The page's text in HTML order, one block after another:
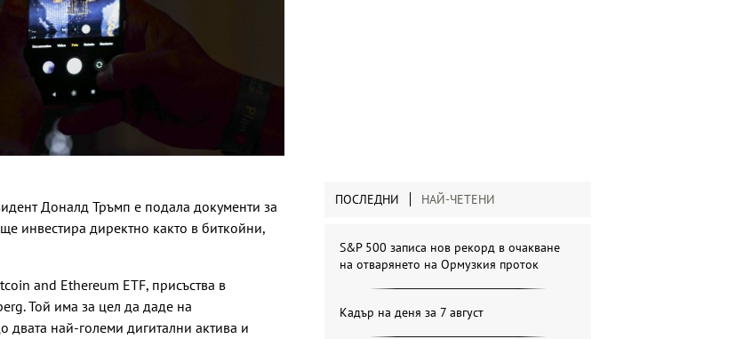
Доналд Тръмп е подала документи за
инвестира директно както в биткойни,
and Ethereum ETF, присъства в
Той има за цел да даде на
двата най-големи дигитални актива и
ПОСЛЕДНИ НАЙ-ЧЕТЕНИ
S&P 500 записа нов рекорд в очакване
на отварянето на Ормузкия проток
Кадър на деня за 7 август